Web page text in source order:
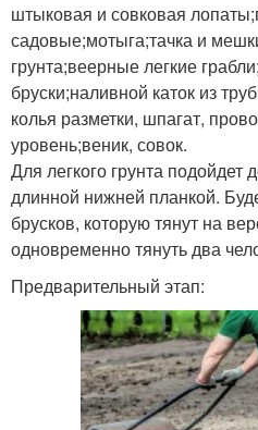
штыковая и совковая
садовые;мотыга;тачка и
грунта;веерные легкие
бруски;наливной каток из
колья разметки, шпагат,
уровень;веник, совок.
Для легкого грунта
длинной нижней планкой.
брусков, которую тянут на
одновременно тянуть два
Предварительный этап: